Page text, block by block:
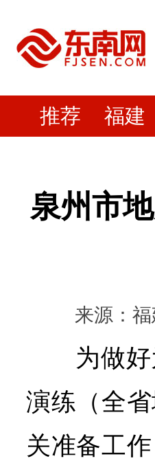
推荐 福建
泉州市
来源：
为做
演练（全
关准备工